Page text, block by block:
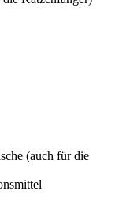
(auch für die